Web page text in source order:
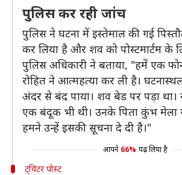
पुलिस कर रही जांच
पुलिस ने घटना में इस्तेमाल की गई
कर लिया है और शव को पोस्टमार्टम के
पुलिस अधिकारी ने बताया, "हमें एक
रोहित ने आत्महत्या कर ली है।
अंदर से बंद पाया। शव बेड पर पड़ा था।
एक बंदूक भी थी। उनके पिता कुंभ
हमने उन्हें इसकी सूचना दे दी है।"
आपने 66% पढ़ लिया है
ट्विटर पोस्ट